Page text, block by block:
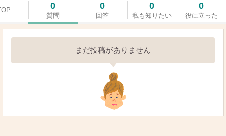
0
質問
0
回答
0
私も知りたい
0
役に立った
まだ投稿がありません